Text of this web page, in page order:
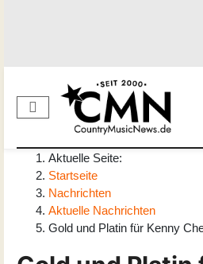
Aktuelle Seite:
Startseite
Nachrichten
Aktuelle Nachrichten
Gold und Platin für Kenny